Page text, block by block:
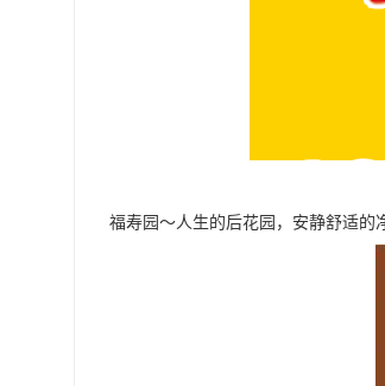
福寿园～人生的后花园，安静舒适的